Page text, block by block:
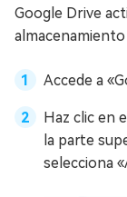
Google Drive
Accede a
Haz clic en
la parte
selecciona